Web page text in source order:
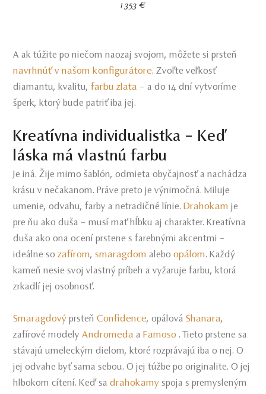
1 353 €
A ak túžite po niečom naozaj svojom, môžete si prsteň
navrhnúť v našom konfigurátore. Zvoľte veľkosť
diamantu, kvalitu,farbu zlata – a do 14 dní vytvoríme
šperk, ktorý bude patriť iba jej.
Kreatívna individualistka – Keď
láska má vlastnú farbu
Je iná. Žije mimo šablón, odmieta obyčajnosť a nachádza
krásu v nečakanom. Práve preto je výnimočná. Miluje
umenie, odvahu, farby a netradičné línie. Drahokam je
pre ňu ako duša – musí mať hĺbku aj charakter. Kreatívna
duša ako ona ocení prstene s farebnými akcentmi –
ideálne sozafírom,smaragdom aleboopálom. Každý
kameň nesie svoj vlastný príbeh a vyžaruje farbu, ktorá
zrkadlí jej osobnosť.
Smaragdový prsteňConfidence, opálováShanara,
zafírové modelyAndromeda a Famoso . Tieto prstene sa
stávajú umeleckým dielom, ktoré rozprávajú iba o nej. O
jej odvahe byť sama sebou. O jej túžbe po originalite. O jej
hlbokom cítení. Keď sadrahokamy spoja s premysleným